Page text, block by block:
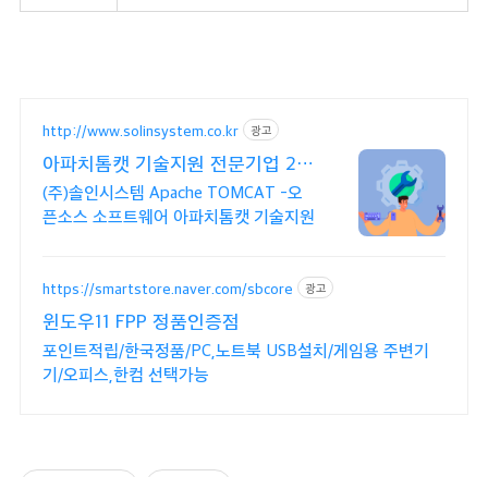
http://www.solinsystem.co.kr 광고
아파치톰캣 기술지원 전문기업 20
년이상 기술지원 노하우
(주)솔인시스템 Apache TOMCAT -오
픈소스 소프트웨어 아파치톰캣 기술지원
https://smartstore.naver.com/sbcore 광고
윈도우11 FPP 정품인증점
포인트적립/한국정품/PC,노트북 USB설치/게임용 주변기
기/오피스,한컴 선택가능